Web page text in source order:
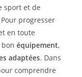
sport et de
progresser
en toute
équipement,
adaptées. Dans
comprendre